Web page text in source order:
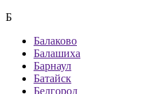
Б
Балаково
Балашиха
Барнаул
Батайск
Белгород